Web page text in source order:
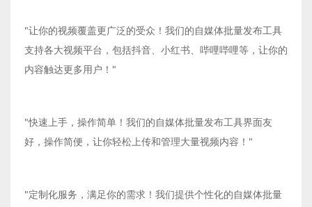
"让你的视频覆盖更广泛的受众！我们的自媒体批量发布工具
支持各大视频平台，包括抖音、小红书、哔哩哔哩等，让你的
内容触达更多用户！"
"快速上手，操作简单！我们的自媒体批量发布工具界面友
好，操作简便，让你轻松上传和管理大量视频内容！"
"定制化服务，满足你的需求！我们提供个性化的自媒体批量